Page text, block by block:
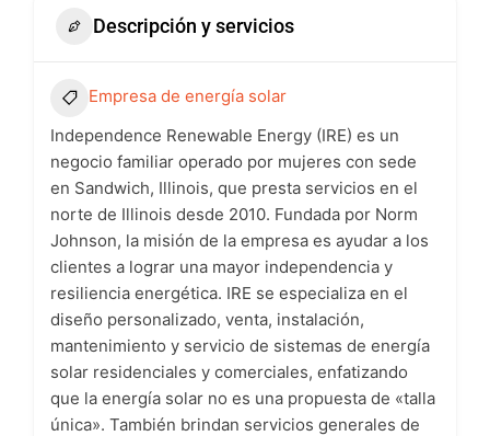
Descripción y servicios
Empresa de energía solar
Independence Renewable Energy (IRE) es un
negocio familiar operado por mujeres con sede
en Sandwich, Illinois, que presta servicios en el
norte de Illinois desde 2010. Fundada por Norm
Johnson, la misión de la empresa es ayudar a los
clientes a lograr una mayor independencia y
resiliencia energética. IRE se especializa en el
diseño personalizado, venta, instalación,
mantenimiento y servicio de sistemas de energía
solar residenciales y comerciales, enfatizando
que la energía solar no es una propuesta de «talla
única». También brindan servicios generales de